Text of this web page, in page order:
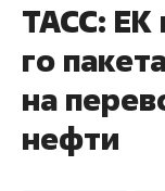
ТАСС: ЕК
го
на
нефти